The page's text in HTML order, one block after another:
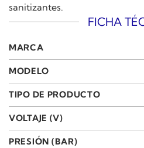
sanitizantes.
FICHA
MARCA
MODELO
TIPO DE PRODUCTO
VOLTAJE (V)
PRESIÓN (BAR)